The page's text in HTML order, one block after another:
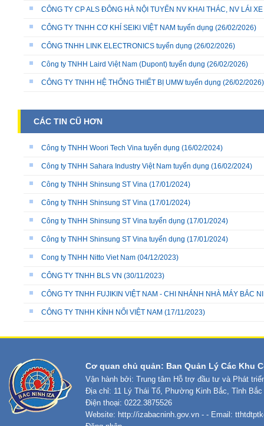
CÔNG TY CP ALS ĐÔNG HÀ NỘI TUYỂN NV KHAI THÁC, NV LÁI
CÔNG TY TNHH CƠ KHÍ SEIKI VIỆT NAM tuyển dụng (26/02/2026)
CÔNG TNHH LINK ELECTRONICS tuyển dụng (26/02/2026)
Công ty TNHH Laird Việt Nam (Dupont) tuyển dụng (26/02/2026)
CÔNG TY TNHH HỆ THỐNG THIẾT BỊ UMW tuyển dụng (26/02/2026)
CÁC TIN CŨ HƠN
Công ty TNHH Woori Tech Vina tuyển dụng (16/02/2024)
Công ty TNHH Sahara Industry Việt Nam tuyển dụng (16/02/2024)
Công ty TNHH Shinsung ST Vina (17/01/2024)
Công ty TNHH Shinsung ST Vina (17/01/2024)
Công ty TNHH Shinsung ST Vina tuyển dụng (17/01/2024)
Công ty TNHH Shinsung ST Vina tuyển dụng (17/01/2024)
Cong ty TNHH Nitto Viet Nam (04/12/2023)
CÔNG TY TNHH BLS VN (30/11/2023)
CÔNG TY TNHH FUJIKIN VIỆT NAM - CHI NHÁNH NHÀ MÁY BẮC
CÔNG TY TNHH KÍNH NỔI VIỆT NAM (17/11/2023)
Cơ quan chủ quản: Ban Quản Lý Các Khu
Vận hành bởi: Trung tâm Hỗ trợ đầu tư và Phát
Địa chỉ: 11 Lý Thái Tổ, Phường Kinh Bắc, Tỉnh Bắc
Điện thoại: 0222.3875526
Website: http://izabacninh.gov.vn - - Email: